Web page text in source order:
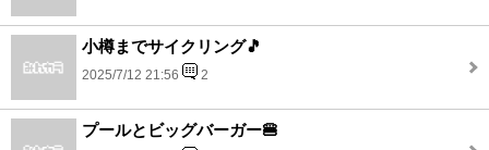
小樽までサイクリング🎵
2025/7/12 21:56 2
プールとビッグバーガー🍔